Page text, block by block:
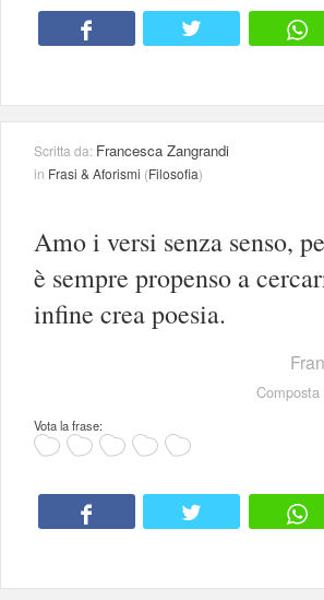
Scritta da: Francesca Zangrandi
in Frasi & Aforismi (Filosofia)
Amo i versi senza senso,
è sempre propenso a
infine crea poesia.
Vota la frase: